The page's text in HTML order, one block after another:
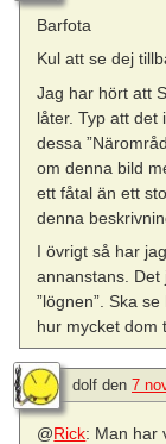
Barfota
Kul att se dej
Jag har hört att
låter. Typ att det
dessa
om denna bild
ett fåtal än ett
denna
I övrigt så har
annanstans. Det
”lögnen”. Ska
hur mycket dom
dolf den 7
@Rick: Man har